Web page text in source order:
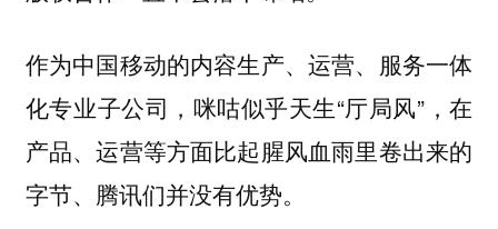
作为中国移动的内容生产、运营、服务一体
化专业子公司，咪咕似乎天生“厅局风”，在
产品、运营等方面比起腥风血雨里卷出来的
字节、腾讯们并没有优势。